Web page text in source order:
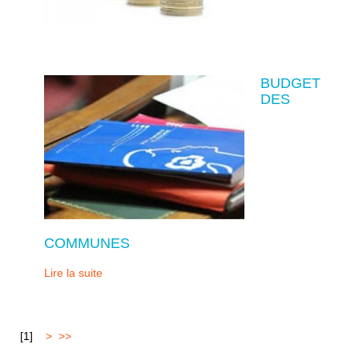
BUDGET
DES
COMMUNES
Lire la suite
[1] > >>